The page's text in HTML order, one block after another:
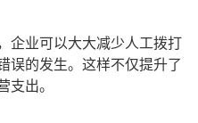
企业可以大大减少人工拨打
误的发生。这样不仅提升了
出。